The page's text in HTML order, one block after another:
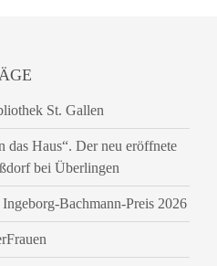
St. Gallen
das Haus“. Der neu eröffnete
bei Überlingen
Bachmann-Preis 2026